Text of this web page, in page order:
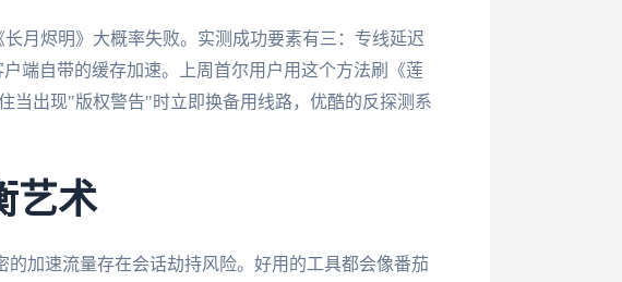
月烬明》大概率失败。实测成功要素有三：专线延迟
端自带的缓存加速。上周首尔用户用这个方法刷《莲
当出现"版权警告"时立即换备用线路，优酷的反探测系
艺术
加速流量存在会话劫持风险。好用的工具都会像番茄